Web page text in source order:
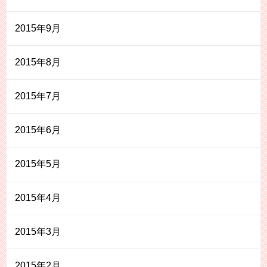
2015年9月
2015年8月
2015年7月
2015年6月
2015年5月
2015年4月
2015年3月